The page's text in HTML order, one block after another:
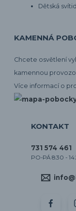
Dětská
KAMENNÁ
Chcete osvětlení
kamennou
Více informací o
KONTAKT
731 574 461
PO-PÁ 8:30 -